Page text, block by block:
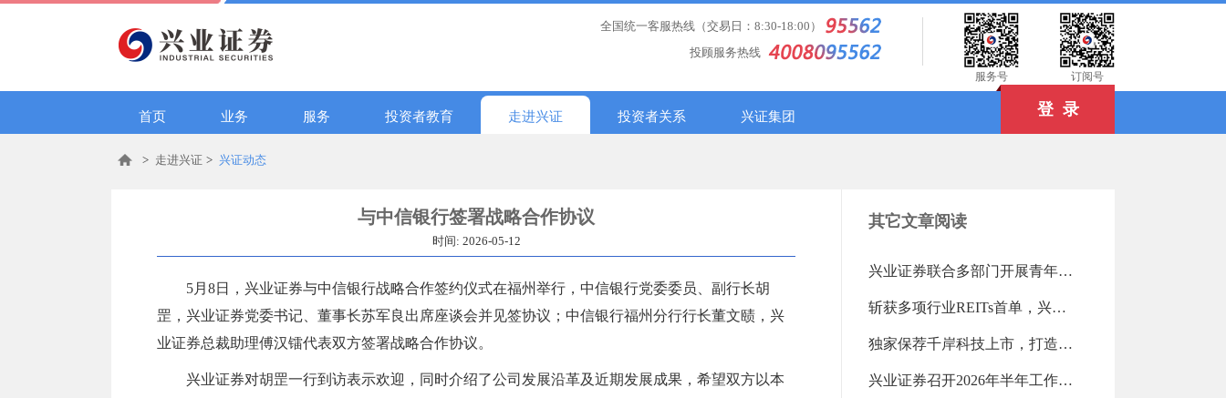
全国统一客服热线（交易日：8:30-18:00）
投顾服务热线
服务号 订阅号
首页 业务 服务 投资者教育 走进兴证 投资者关系 兴证集团 登 录
> 走进兴证 > 兴证动态
与中信银行签署战略合作协议
时间: 2026-05-12
5月8日，兴业证券与中信银行战略合作签约仪式在福州举行，中信银行党委委员、副行长胡
罡，兴业证券党委书记、董事长苏军良出席座谈会并见签协议；中信银行福州分行行长董文赜，兴
业证券总裁助理傅汉镭代表双方签署战略合作协议。
兴业证券对胡罡一行到访表示欢迎，同时介绍了公司发展沿革及近期发展成果，希望双方以本
其它文章阅读
兴业证券联合多部门开展青年读书活动（2026-08-03 18:25:16.0)
斩获多项行业REITs首单，兴业证券高效盘活存量资产（2026-08-03 18:24:04.0)
独家保荐千岸科技上市，打造北交所跨境电商第一股（2026-08-03 18:23:21.0)
兴业证券召开2026年半年工作会议（2026-07-28 13:15:12.0)